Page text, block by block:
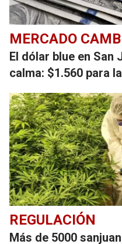
MERCADO
El dólar blue en San
calma: $1.560 para
REGULACIÓN
Más de 5000